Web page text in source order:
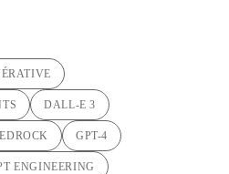
DALL-E 3
GPT-4
ENGINEERING